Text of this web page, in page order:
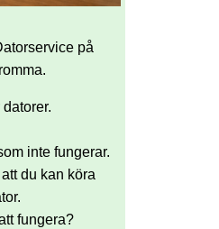
på
inte fungerar.
du kan köra
fungera?